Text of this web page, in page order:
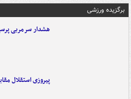
برگزیده ورزشی
هشدار سرمربی
پیروزی استقلال